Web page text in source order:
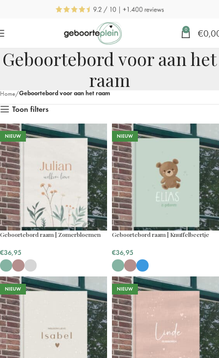
0 €
Geboortebord voor aan het
raam
Home Geboortebord voor aan het raam
Toon filters
NIEUW
Geboortebord raam | Zomerbloemen
€36,95
NIEUW
Geboortebord raam | Knuffelbeertje
€36,95
NIEUW NIEUW